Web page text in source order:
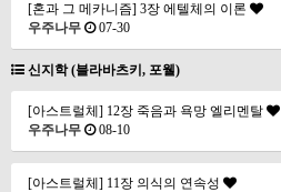
[혼과 그 메카니즘] 3장 에텔체의 이론
우주나무
07-30
신지학 (블라바츠키, 포웰)
[아스트럴체] 12장 죽음과 욕망 엘리멘탈
우주나무
08-10
[아스트럴체] 11장 의식의 연속성